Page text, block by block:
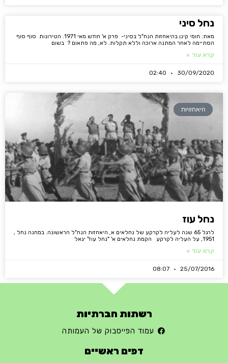
נחל סיני
מאת: חומי קינן בהיאחזות הנח"ל בסיני- פרק א' חודש מאי 1971. הטירונות סוף סוף
הסתיימה לאחר המתנה ארוכה וללא תקלות. לא, מה פתאום ? בשום
קרא עוד »
30/09/2020
היאחזויות
נחל עוז
לרגל 65 שנה לעליה לקרקע של נחלאים א, היאחזות הנח"ל הראשונה. במחנה נחל ,
1951, על העליה לקרקע הקמת נחלאים א' "נחל עוז" יגאל
קרא עוד »
25/07/2016
רשתות חברתיות
עמוד הפייסבוק של העמותה
דפים ראשיים